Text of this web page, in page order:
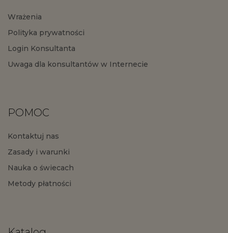
Wrażenia
Polityka prywatności
Login Konsultanta
Uwaga dla konsultantów w Internecie
POMOC
Kontaktuj nas
Zasady i warunki
Nauka o świecach
Metody płatności